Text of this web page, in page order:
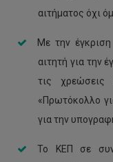
αιτήματος όχι
Με την
αιτητή για την
τις χρεώσεις
«Πρωτόκολλο
για την
Το ΚΕΠ σε